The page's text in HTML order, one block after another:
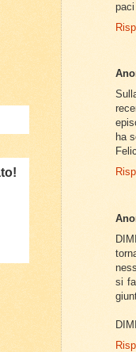
paci
ha
si